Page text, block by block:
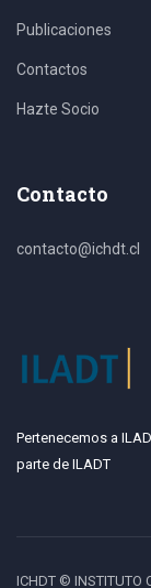
Publicaciones
Contactos
Hazte Socio
Contacto
contacto@ichdt.cl
Pertenecemos a
parte de ILADT
ICHDT © INSTITUTO